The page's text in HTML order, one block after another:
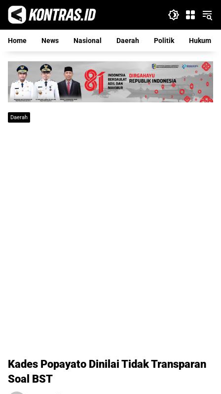
Langsung
konten
Home
News Nasional Daerah Politik Hukum
Daerah
Kades Popayato Dinilai Tidak Transparan
Soal BST